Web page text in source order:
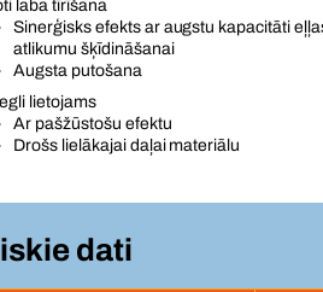
laba tīrīšana
Sinerģisks efekts ar augstu kapacitāti
atlikumu šķīdināšanai
Augsta putošana
lietojams
Ar pašžūstošu efektu
Drošs lielākajai daļai materiālu
dati